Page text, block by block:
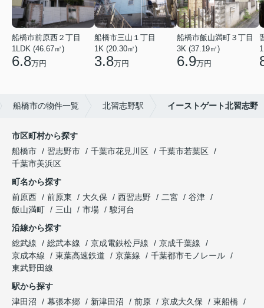
船橋市前原西２丁目
1LDK (46.67㎡)
6.8万円
船橋市三山１丁目
1K (20.30㎡)
3.8万円
船橋市飯山満町３丁目
3K (37.19㎡)
6.9万円
船橋市の物件一覧 北習志野駅 イーストゲート北習志野
市区町村から探す
船橋市
習志野市 千葉市花見川区
千葉市若葉区
千葉市美浜区
町名から探す
前原西
前原東 大久保 西習志野 二宮
谷津
飯山満町
三山 市場
駿河台
沿線から探す
総武線
総武本線 京成電鉄松戸線
京成千葉線
京成本線
東葉高速鉄道 京葉線
千葉都市モノレール
東武野田線
駅から探す
津田沼
幕張本郷 新津田沼 前原 京成大久保
東船橋